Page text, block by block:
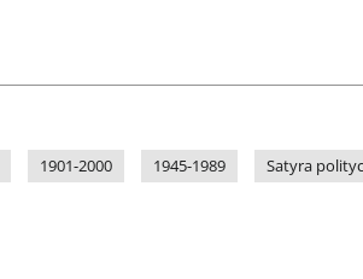
1901-2000 1945-1989 Satyra